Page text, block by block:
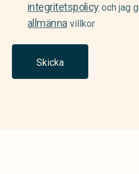
integritetspolicyoch jag
allmännavillkor
Skicka